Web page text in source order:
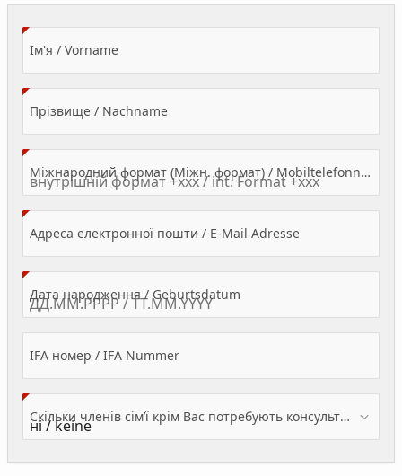
Ім'я / Vorname(Value Required)
Прізвище / Nachname(Value Required)
Міжнародний формат (Міжн. формат) / Mobiltelefonnummer
Адреса електронної пошти / E-Mail Adresse(Value Required)
Дата народження / Geburtsdatum
IFA номер / IFA Nummer
Скільки членів сім’ї крім Вас потребують консультації? / Wieviele Familienmitglieder brauchen Beratung - zusätzlich zu Ihnen?